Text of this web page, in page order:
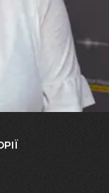
ми не
бачу
у